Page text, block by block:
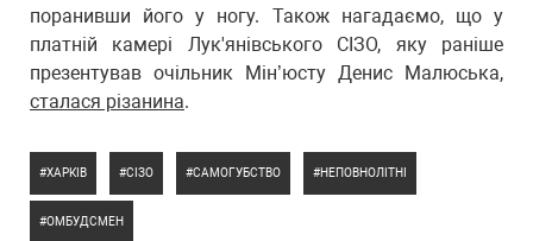
поранивши його у ногу. Також нагадаємо, що у
платній камері Лук'янівського СІЗО, яку раніше
презентував очільник Мін’юсту Денис Малюська,
сталася різанина.
ХАРКІВ СІЗО САМОГУБСТВО НЕПОВНОЛІТНІ
ОМБУДСМЕН